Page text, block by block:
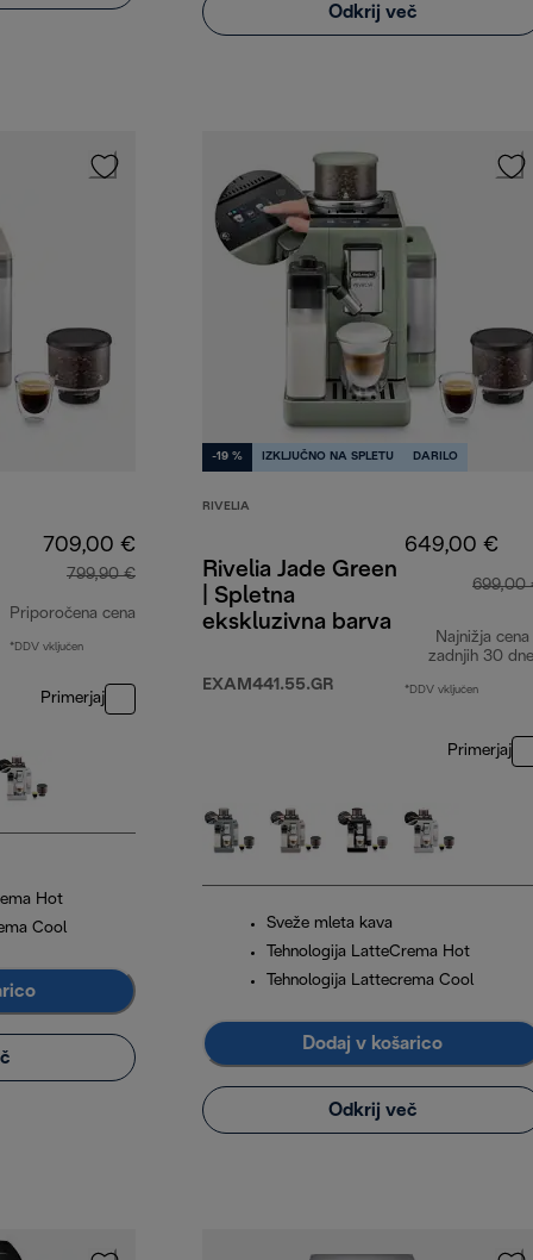
Odkrij več
709,00 €
799,90 €
Priporočena cena
*DDV vključen
Primerjaj
Hot
Cool
-19 % IZKLJUČNO NA SPLETU DARILO
RIVELIA
Rivelia Jade Green
| Spletna
ekskluzivna barva
EXAM441.55.GR
649,00 €
699,00
Najnižja cena
zadnjih 30
*DDV vključen
Primerjaj
Sveže mleta kava
Tehnologija LatteCrema Hot
Tehnologija Lattecrema Cool
Dodaj v košarico
Odkrij več